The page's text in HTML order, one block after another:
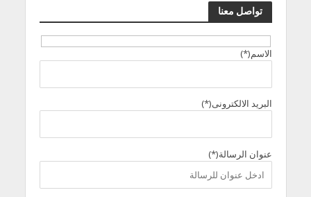
تواصل معنا
الاسم(*)
البريد الالكترونى(*)
عنوان الرسالة(*)